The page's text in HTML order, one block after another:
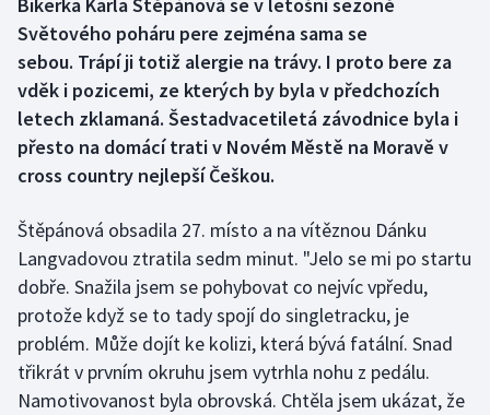
Florbal
Futsal
Gymnastika
Házená
Jezdectví
Judo
Krasobruslení
Bikerka Karla Štěpánová se v letošní sezoně
Světového poháru pere zejména sama se
sebou. Trápí ji totiž alergie na trávy. I proto bere za
vděk i pozicemi, ze kterých by byla v předchozích
letech zklamaná. Šestadvacetiletá závodnice byla i
přesto na domácí trati v Novém Městě na Moravě v
cross country nejlepší Češkou.
Štěpánová obsadila 27. místo a na vítěznou Dánku
Langvadovou ztratila sedm minut. "Jelo se mi po startu
dobře. Snažila jsem se pohybovat co nejvíc vpředu,
protože když se to tady spojí do singletracku, je
problém. Může dojít ke kolizi, která bývá fatální. Snad
třikrát v prvním okruhu jsem vytrhla nohu z pedálu.
Namotivovanost byla obrovská. Chtěla jsem ukázat, že